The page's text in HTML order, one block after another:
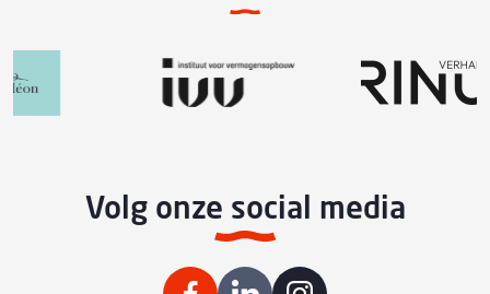
Volg onze social media